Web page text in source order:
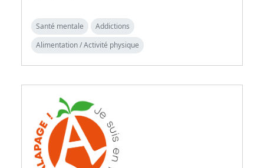
Santé mentale
Addictions
Alimentation / Activité physique